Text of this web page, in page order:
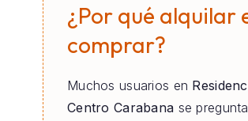
¿Por qué alquilar
comprar?
Muchos usuarios en
Centro Carabana se